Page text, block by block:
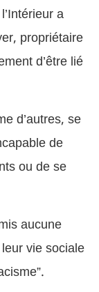
a
propriétaire
d’être lié
d’autres, se
de
ou de se
aucune
vie sociale